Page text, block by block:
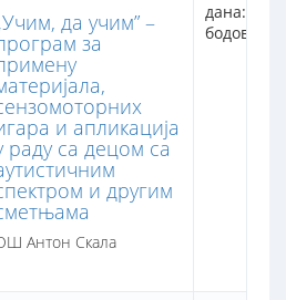
да учим” –
за
и апликација
раду са децом са
и другим
Антон Скала
дана: 2
бодова: 16